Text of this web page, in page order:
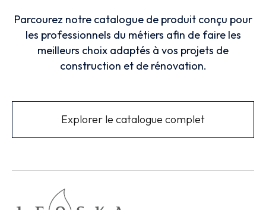
Parcourez notre catalogue de produit conçu pour
les professionnels du métiers afin de faire les
meilleurs choix adaptés à vos projets de
construction et de rénovation.
Explorer le catalogue complet